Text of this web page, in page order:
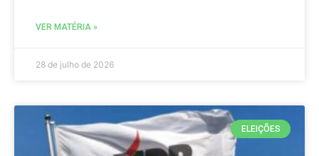
VER MATÉRIA »
28 de julho de 2026
ELEIÇÕES